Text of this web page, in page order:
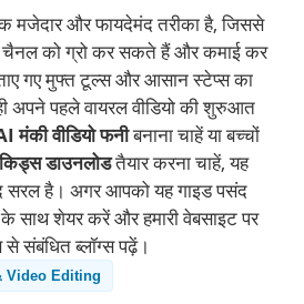
मजेदार और फायदेमंद तरीका है, जिससे
चैनल को ग्रो कर सकते हैं और कमाई कर
गए मुफ्त टूल्स और आसान स्टेप्स का
पहले वायरल वीडियो की शुरुआत
मंकी वीडियो फनीबनाना चाहें या बच्चों
किड्स डाउनलोडतैयार करना चाहें, यह
सरल है। अगर आपको यह गाइड पसंद
साथ शेयर करें और हमारी वेबसाइट पर
संबंधित ब्लॉग्स पढ़ें।
Video Editing